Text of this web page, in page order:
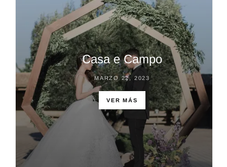
Casa e Campo
MARZO 22, 2023
VER MÁS